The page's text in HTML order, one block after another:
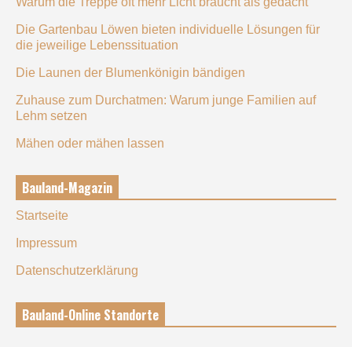
Die Gartenbau Löwen bieten individuelle Lösungen für
die jeweilige Lebenssituation
Die Launen der Blumenkönigin bändigen
Zuhause zum Durchatmen: Warum junge Familien auf
Lehm setzen
Mähen oder mähen lassen
Bauland-Magazin
Startseite
Impressum
Datenschutzerklärung
Bauland-Online Standorte